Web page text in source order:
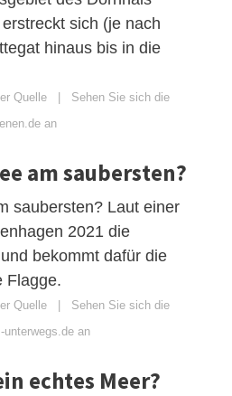
sich (je nach
hinaus bis in die
Quelle | Sehen Sie sich die
an
am saubersten?
saubersten? Laut einer
2021 die
bekommt dafür die
Flagge.
Quelle | Sehen Sie sich die
an
echtes Meer?